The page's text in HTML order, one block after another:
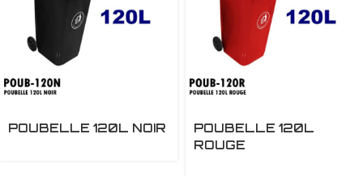
POUBELLE 120L NOIR
POUBELLE 120L
ROUGE